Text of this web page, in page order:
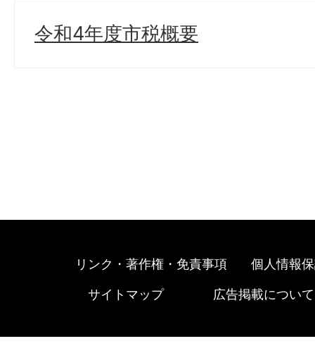
令和4年度市税概要
リンク・著作権・免責事項 個人情報
サイトマップ 広告掲載について